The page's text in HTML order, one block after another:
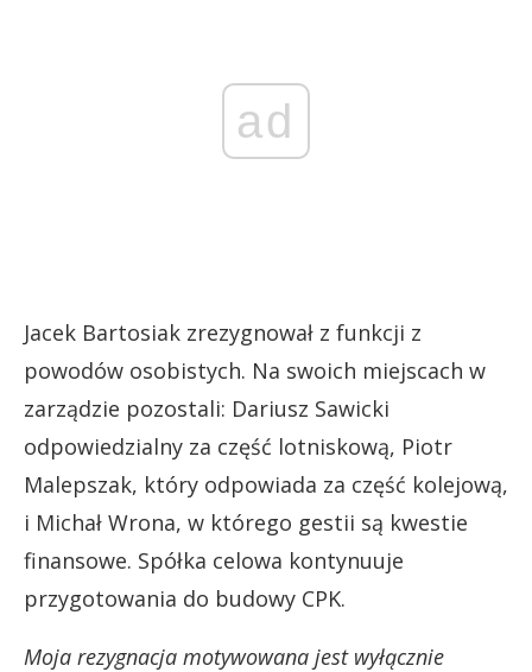
ad
Jacek Bartosiak zrezygnował z funkcji z
powodów osobistych. Na swoich miejscach w
zarządzie pozostali: Dariusz Sawicki
odpowiedzialny za część lotniskową, Piotr
Malepszak, który odpowiada za część kolejową,
i Michał Wrona, w którego gestii są kwestie
finansowe. Spółka celowa kontynuuje
przygotowania do budowy CPK.
Moja rezygnacja motywowana jest wyłącznie